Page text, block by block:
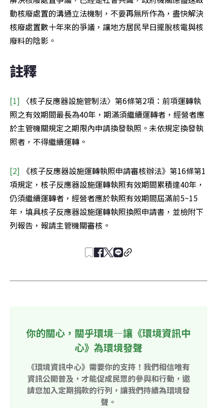
動核廢處置的溝通立法機制，不要再無所作為，盡快解決
核廢處置數十年來的爭議，讓地方居民早日擺脫核電與核
廢料的陰影。
註釋
[1] 〈核子反應器設施管制法〉第6條第2項：前項運轉執
照之有效期間最長為40年，期滿須繼續運轉者，經營者應
於主管機關規定之期限內申請換發執照。未依規定換發執
照者，不得繼續運轉。
[2] 《核子反應器設施運轉執照申請審核辦法》第16條第1
項規定，核子反應器設施運轉執照有效期間累積達40年，
仍須繼續運轉者，經營者應於執照有效期間屆滿前5~15
年，填具核子反應器設施運轉執照換照申請書，並檢附下
列報告，報請主管機關審核。
你的關心，關乎環境—讓《環境資訊中
心》為環境發聲
《環境資訊中心》需要你的支持！我們相信唯有
資訊公開普及，才能促成民眾的參與和行動，邀
請您加入定期捐款的行列，讓我們持續為環境發
聲。